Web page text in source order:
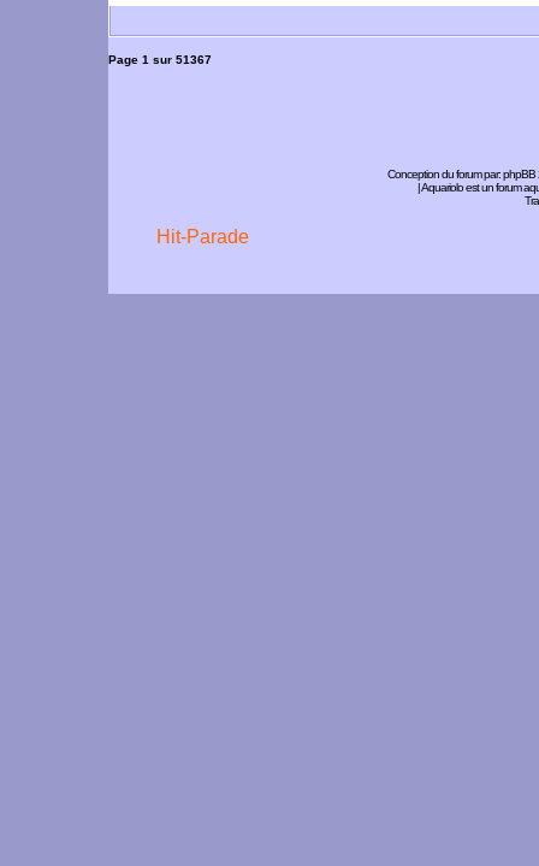
Page 1 sur 51367
Conception du forum par:phpBB
| Aquariolo est un forum